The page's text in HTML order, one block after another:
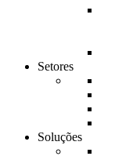
Setores
Soluções